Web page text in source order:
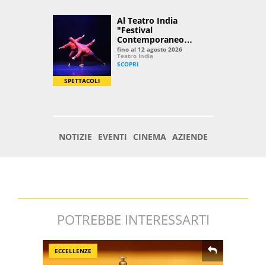
POTREBBE INTERESSARTI
ECCELLENZE